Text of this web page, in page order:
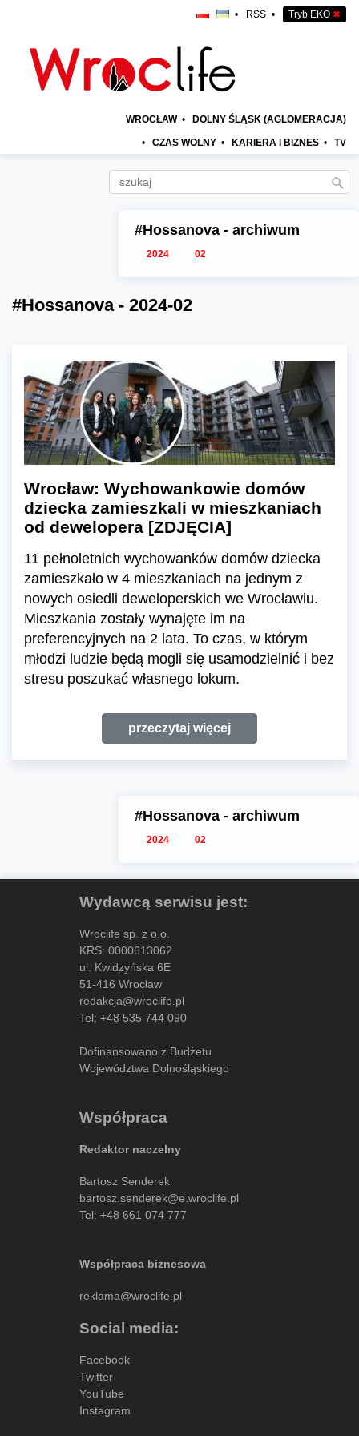
• RSS • Tryb EKO ✖
WROCŁAW • DOLNY ŚLĄSK (AGLOMERACJA)
• CZAS WOLNY • KARIERA I BIZNES • TV
#Hossanova - archiwum
2024 02
#Hossanova - 2024-02
Wrocław: Wychowankowie domów
dziecka zamieszkali w mieszkaniach
od dewelopera [ZDJĘCIA]
11 pełnoletnich wychowanków domów dziecka
zamieszkało w 4 mieszkaniach na jednym z
nowych osiedli deweloperskich we Wrocławiu.
Mieszkania zostały wynajęte im na
preferencyjnych na 2 lata. To czas, w którym
młodzi ludzie będą mogli się usamodzielnić i bez
stresu poszukać własnego lokum.
przeczytaj więcej
#Hossanova - archiwum
2024 02
Wydawcą serwisu jest:
Wroclife sp. z o.o.
KRS: 0000613062
ul. Kwidzyńska 6E
51-416 Wrocław
redakcja@wroclife.pl
Tel: +48 535 744 090
Dofinansowano z Budżetu
Województwa Dolnośląskiego
Współpraca
Redaktor naczelny
Bartosz Senderek
bartosz.senderek@e.wroclife.pl
Tel: +48 661 074 777
Współpraca biznesowa
reklama@wroclife.pl
Social media:
Facebook
Twitter
YouTube
Instagram